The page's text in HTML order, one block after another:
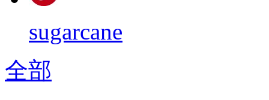
sugarcane
全部